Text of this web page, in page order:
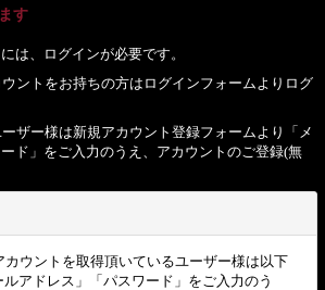
す
は、ログインが必要です。
ントをお持ちの方はログインフォームよりログ
ザー様は新規アカウント登録フォームより「メ
ド」をご入力のうえ、アカウントのご登録(無
カウントを取得頂いているユーザー様は以下
アドレス」「パスワード」をご入力のう